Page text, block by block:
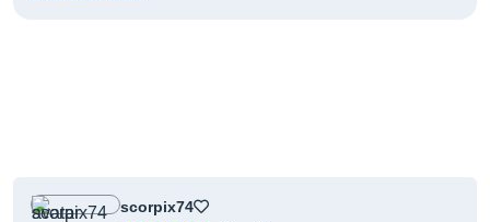
scorpix74